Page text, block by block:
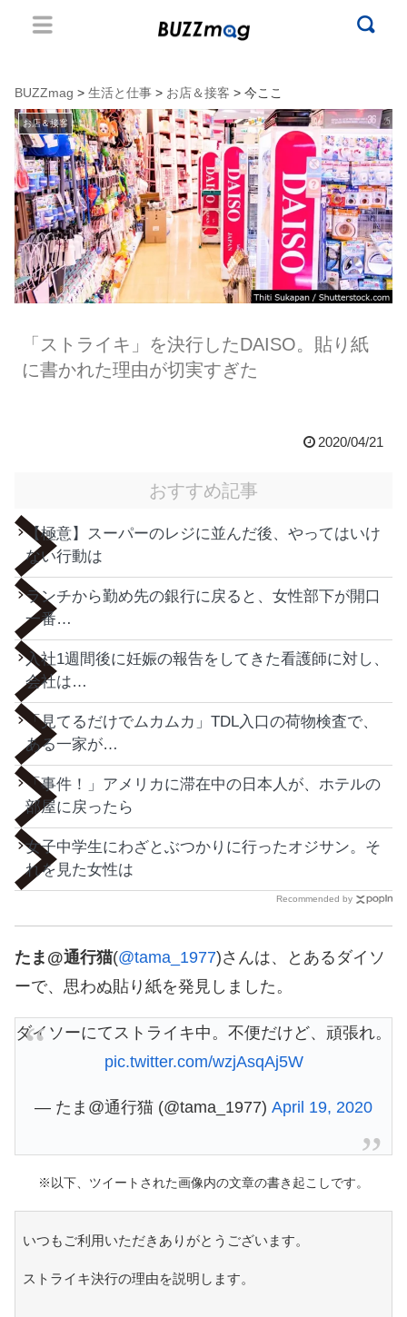
BUZZmag > 生活と仕事 > お店＆接客 > 今ここ
お店＆接客
「ストライキ」を決行したDAISO。貼り紙
に書かれた理由が切実すぎた
2020/04/21
おすすめ記事
【極意】スーパーのレジに並んだ後、やってはいけ
ない行動は
ランチから勤め先の銀行に戻ると、女性部下が開口
一番…
入社1週間後に妊娠の報告をしてきた看護師に対し、
会社は…
「見てるだけでムカムカ」TDL入口の荷物検査で、
ある一家が…
「事件！」アメリカに滞在中の日本人が、ホテルの
部屋に戻ったら
女子中学生にわざとぶつかりに行ったオジサン。そ
れを見た女性は
Recommended by
たま@通行猫(@tama_1977)さんは、とあるダイソ
ーで、思わぬ貼り紙を発見しました。
ダイソーにてストライキ中。不便だけど、頑張れ。
pic.twitter.com/wzjAsqAj5W
— たま@通行猫 (@tama_1977) April 19, 2020
※以下、ツイートされた画像内の文章の書き起こしです。
いつもご利用いただきありがとうございます。
ストライキ決行の理由を説明します。